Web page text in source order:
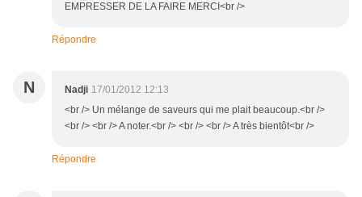
EMPRESSER DE LA FAIRE MERCI<br />
Répondre
N Nadji 17/01/2012 12:13
<br /> Un mélange de saveurs qui me plait beaucoup.<br />
<br /> <br /> A noter.<br /> <br /> <br /> A très bientôt<br />
Répondre